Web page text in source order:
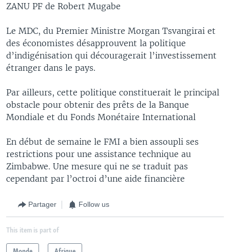
ZANU PF de Robert Mugabe
Le MDC, du Premier Ministre Morgan Tsvangirai et
des économistes désapprouvent la politique
d’indigénisation qui découragerait l’investissement
étranger dans le pays.
Par ailleurs, cette politique constituerait le principal
obstacle pour obtenir des prêts de la Banque
Mondiale et du Fonds Monétaire International
En début de semaine le FMI a bien assoupli ses
restrictions pour une assistance technique au
Zimbabwe. Une mesure qui ne se traduit pas
cependant par l’octroi d’une aide financière
Partager Follow us
This item is part of